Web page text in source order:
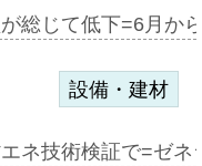
総じて低下=6月か
設備・建材
ネ技術検証で=ゼ